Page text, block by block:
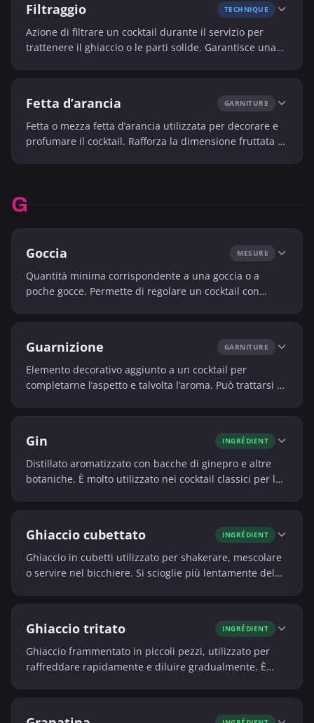
Filtraggio TECHNIQUE
Azione di filtrare un cocktail durante il servizio per
trattenere il ghiaccio o le parti solide. Garantisce una
Fetta d’arancia GARNITURE
Fetta o mezza fetta d’arancia utilizzata per decorare e
profumare il cocktail. Rafforza la dimensione fruttata e
G
Goccia MESURE
Quantità minima corrispondente a una goccia o a
poche gocce. Permette di regolare un cocktail con
Guarnizione GARNITURE
Elemento decorativo aggiunto a un cocktail per
completarne l’aspetto e talvolta l’aroma. Può trattarsi di
commestibile.
Gin INGRÉDIENT
Distillato aromatizzato con bacche di ginepro e altre
botaniche. È molto utilizzato nei cocktail classici per la
Ghiaccio cubettato INGRÉDIENT
Ghiaccio in cubetti utilizzato per shakerare, mescolare
o servire nel bicchiere. Si scioglie più lentamente del
Ghiaccio tritato INGRÉDIENT
Ghiaccio frammentato in piccoli pezzi, utilizzato per
raffreddare rapidamente e diluire gradualmente. È
rinfrescanti.